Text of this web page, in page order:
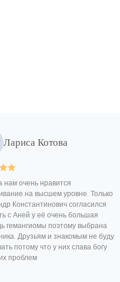
Лариса Котова
нам очень нравится
на высшем уровне. Только
Константинович согласился
с Аней у её очень большая
гемангиомы поэтому выбрана
Друзьям и знакомым не буду
потому что у них слава богу
проблем